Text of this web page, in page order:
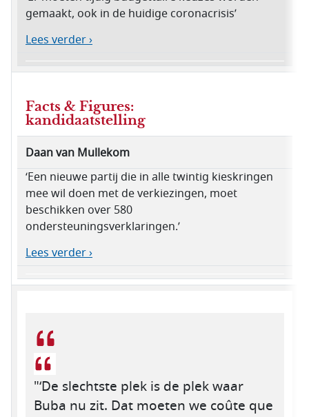
gemaakt, ook in de huidige coronacrisis’
Lees verder ›
Facts & Figures:
kandidaatstelling
Daan van Mullekom
‘Een nieuwe partij die in alle twintig kieskringen
mee wil doen met de verkiezingen, moet
beschikken over 580
ondersteuningsverklaringen.’
Lees verder ›
"‘De slechtste plek is de plek waar
Buba nu zit. Dat moeten we coûte que